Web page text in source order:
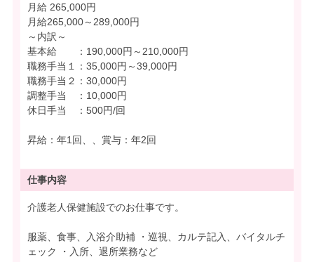
月給 265,000円
月給265,000～289,000円
～内訳～
基本給 ：190,000円～210,000円
職務手当１：35,000円～39,000円
職務手当２：30,000円
調整手当 ：10,000円
休日手当 ：500円/回
昇給：年1回、、賞与：年2回
仕事内容
介護老人保健施設でのお仕事です。
服薬、食事、入浴介助補 ・巡視、カルテ記入、バイタルチ
ェック ・入所、退所業務など